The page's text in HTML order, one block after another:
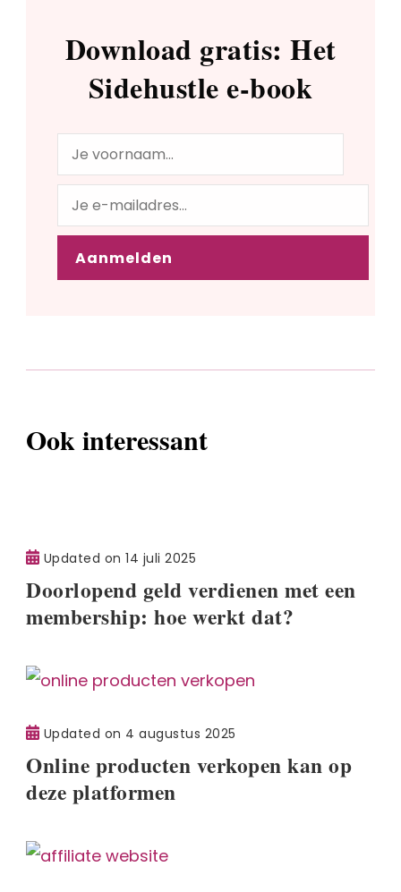
Download gratis: Het
Sidehustle e-book
Ook interessant
Updated on14 juli 2025
Doorlopend geld verdienen met een
membership: hoe werkt dat?
Updated on 4 augustus 2025
Online producten verkopen kan op
deze platformen